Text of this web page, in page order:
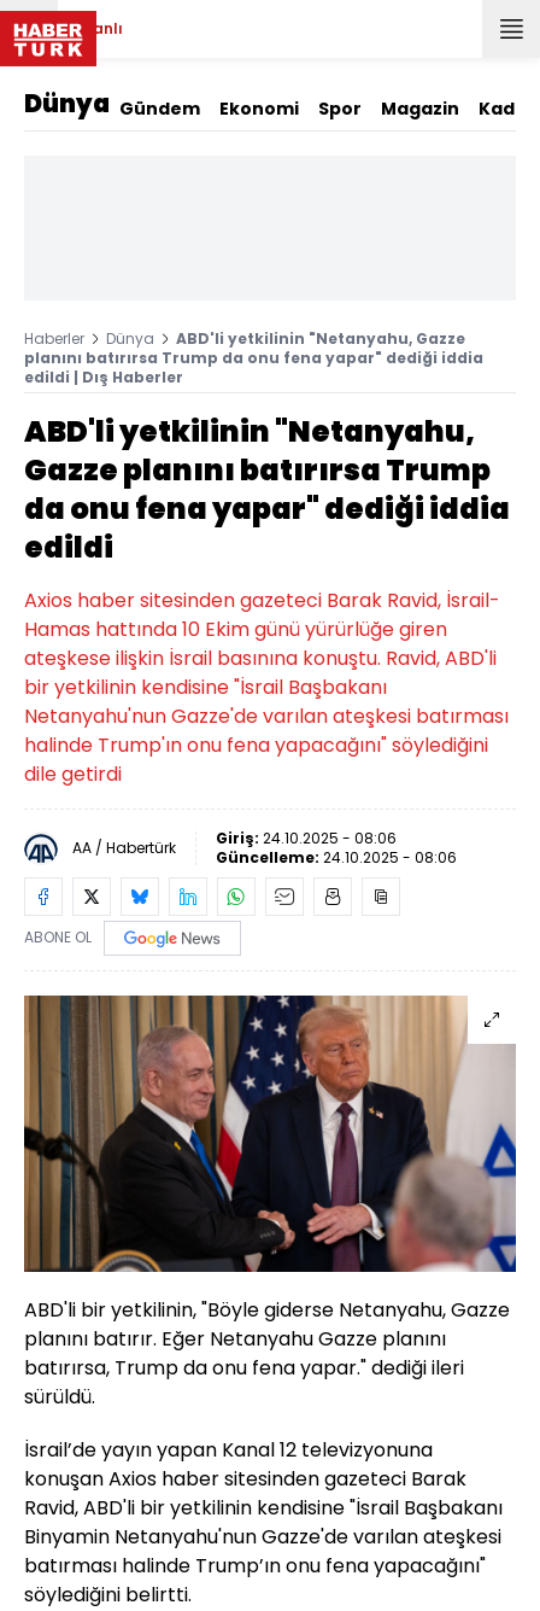
Canlı
Dünya Gündem Ekonomi Spor Magazin Kadın
Haberler Dünya
ABD'li yetkilinin "Netanyahu, Gazze
planını batırırsa Trump da onu fena yapar" dediği iddia
edildi | Dış Haberler
ABD'li yetkilinin "Netanyahu,
Gazze planını batırırsa Trump
da onu fena yapar" dediği iddia
edildi
Axios haber sitesinden gazeteci Barak Ravid, İsrail-
Hamas hattında 10 Ekim günü yürürlüğe giren
ateşkese ilişkin İsrail basınına konuştu. Ravid, ABD'li
bir yetkilinin kendisine "İsrail Başbakanı
Netanyahu'nun Gazze'de varılan ateşkesi batırması
halinde Trump'ın onu fena yapacağını" söylediğini
dile getirdi
AA / Habertürk Giriş: 24.10.2025 - 08:06
Güncelleme: 24.10.2025 - 08:06
ABONE OL
ABD'li bir yetkilinin, "Böyle giderse Netanyahu, Gazze
planını batırır. Eğer Netanyahu Gazze planını
batırırsa, Trump da onu fena yapar." dediği ileri
sürüldü.
İsrail’de yayın yapan Kanal 12 televizyonuna
konuşan Axios haber sitesinden gazeteci Barak
Ravid, ABD'li bir yetkilinin kendisine "İsrail Başbakanı
Binyamin Netanyahu'nun Gazze'de varılan ateşkesi
batırması halinde Trump’ın onu fena yapacağını"
söylediğini belirtti.